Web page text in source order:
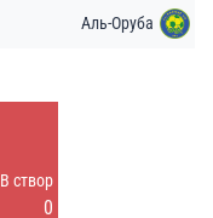
Аль-Оруба
В створ
0